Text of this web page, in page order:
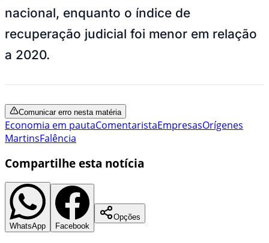
nacional, enquanto o índice de
recuperação judicial foi menor em relação
a 2020.
Comunicar erro nesta matéria
Economia em pautaComentaristaEmpresasOrígenes
MartinsFalência
Compartilhe esta notícia
WhatsApp Facebook
Opções